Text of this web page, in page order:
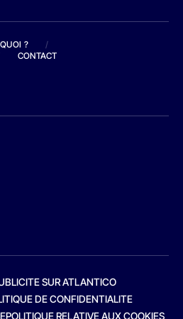
?
/
CONTACT
SUR ATLANTICO
DE CONFIDENTIALITE
POLITIQUE RELATIVE AUX COOKIES